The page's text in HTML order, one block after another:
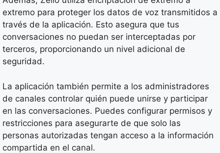
extremo para proteger los datos de voz transmitidos a
través de la aplicación. Esto asegura que tus
conversaciones no puedan ser interceptadas por
terceros, proporcionando un nivel adicional de
seguridad.
La aplicación también permite a los administradores
de canales controlar quién puede unirse y participar
en las conversaciones. Puedes configurar permisos y
restricciones para asegurarte de que solo las
personas autorizadas tengan acceso a la información
compartida en el canal.